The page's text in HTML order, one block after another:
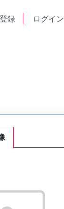
登録 ログイン